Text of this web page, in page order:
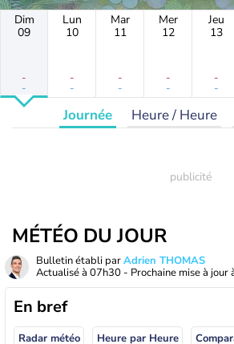
Dim
09
-
-
Lun
10
-
-
Mar
11
-
-
Mer
12
-
-
Jeu
13
-
-
Journée Heure / Heure
MÉTÉO DU JOUR
Bulletin établi parAdrien THOMAS
Actualisé à 07h30 - Prochaine mise à jour
En bref
Radar météo Heure par Heure